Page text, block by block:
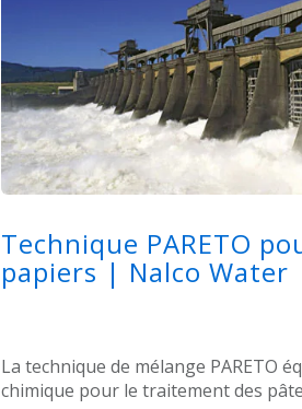
Technique PARETO
papiers | Nalco Water
La technique de mélange PARETO
chimique pour le traitement des